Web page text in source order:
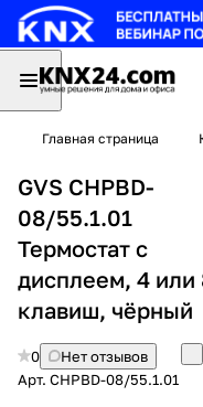
Главная страница
GVS CHPBD-
08/55.1.01
Термостат с
дисплеем, 4 или
клавиш, чёрный
0
Нет отзывов
Арт. CHPBD-08/55.1.01